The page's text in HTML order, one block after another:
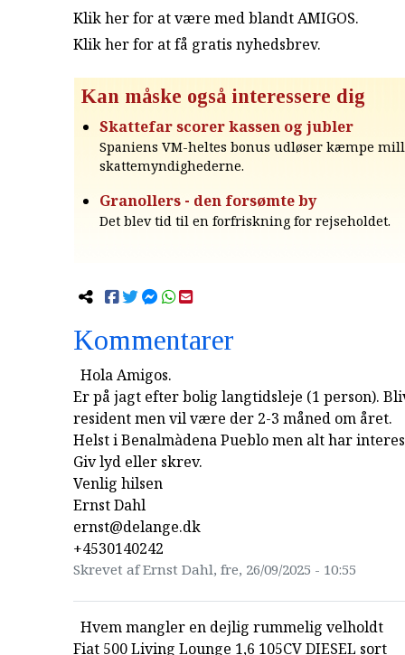
Klik her for at være med blandt AMIGOS.
Klik her for at få gratis nyhedsbrev.
Kan måske også interessere dig
Skattefar scorer kassen og jubler
Spaniens VM-heltes bonus udløser kæmpe
skattemyndighederne.
Granollers - den forsømte by
Det blev tid til en forfriskning for rejseholdet.
Kommentarer
Hola Amigos.
Er på jagt efter bolig langtidsleje (1 person).
resident men vil være der 2-3 måned om året.
Helst i Benalmàdena Pueblo men alt har
Giv lyd eller skrev.
Venlig hilsen
Ernst Dahl
ernst@delange.dk
+4530140242
Skrevet af Ernst Dahl, fre, 26/09/2025 - 10:55
Hvem mangler en dejlig rummelig velholdt
Fiat 500 Living Lounge 1,6 105CV DIESEL sort